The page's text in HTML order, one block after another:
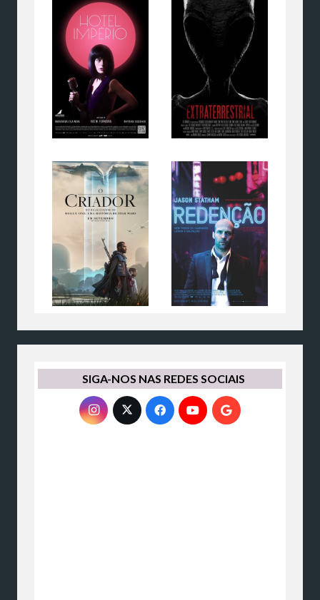
SIGA-NOS NAS REDES SOCIAIS